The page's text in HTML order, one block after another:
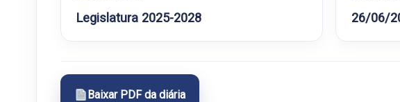
Legislatura 2025-2028 26/06/
Baixar PDF da diária